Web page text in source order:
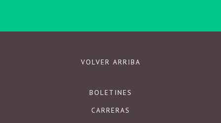
VOLVER ARRIBA
BOLETINES
CARRERAS